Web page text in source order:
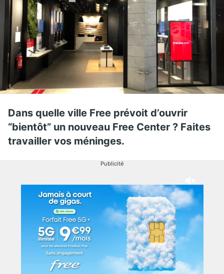
Dans quelle ville Free prévoit d’ouvrir
“bientôt” un nouveau Free Center ? Faites
travailler vos méninges.
Publicité